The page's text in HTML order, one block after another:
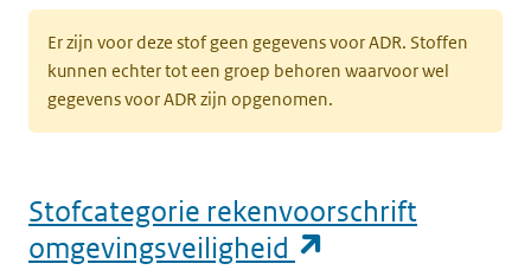
Er zijn voor deze stof geen gegevens voor ADR. Stoffen
kunnen echter tot een groep behoren waarvoor wel
gegevens voor ADR zijn opgenomen.
Stofcategorie rekenvoorschrift
omgevingsveiligheid